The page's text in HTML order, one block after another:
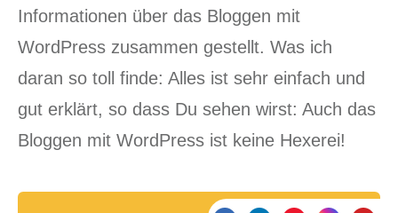
Informationen über das Bloggen mit
WordPress zusammen gestellt. Was ich
daran so toll finde: Alles ist sehr einfach und
gut erklärt, so dass Du sehen wirst: Auch das
Bloggen mit WordPress ist keine Hexerei!